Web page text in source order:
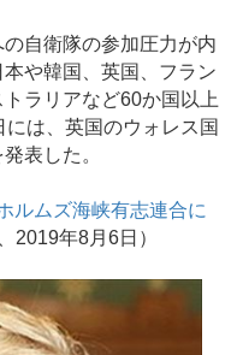
自衛隊の参加圧力が内
や韓国、英国、フラン
ラリアなど60か国以上
は、英国のウォレス国
表した。
ルムズ海峡有志連合に
2019年8月6日）